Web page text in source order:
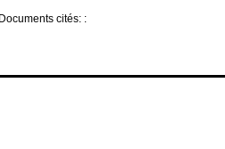
Documents cités: :